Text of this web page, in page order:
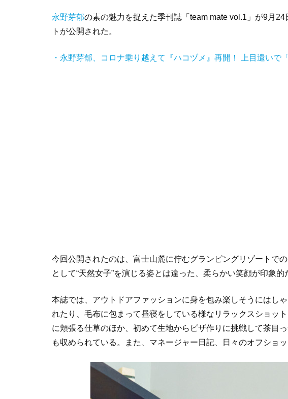
永野芽郁の素の魅力を捉えた季刊誌「team mate vol.1」が9月
トが公開された。
・永野芽郁、コロナ乗り越えて『ハコヅメ』再開！ 上目遣いで
今回公開されたのは、富士山麓に佇むグランピングリゾートで
として“天然女子”を演じる姿とは違った、柔らかい笑顔が印象的
本誌では、アウトドアファッションに身を包み楽しそうにはし
れたり、毛布に包まって昼寝をしている様なリラックスショッ
に頬張る仕草のほか、初めて生地からピザ作りに挑戦して茶目
も収められている。また、マネージャー日記、日々のオフショ